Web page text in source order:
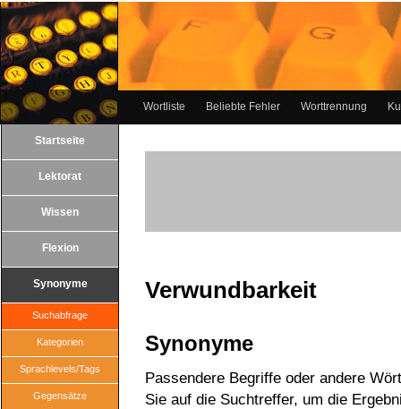
Wortliste Beliebte Fehler Worttrennung
Startseite
Lektorat
Wissen
Flexion
Synonyme
Suchabfrage
Kategorien
Sprachlevels/Tags
Gegensätze
Verwundbarkeit
Synonyme
Passendere Begriffe oder andere
Sie auf die Suchtreffer, um die